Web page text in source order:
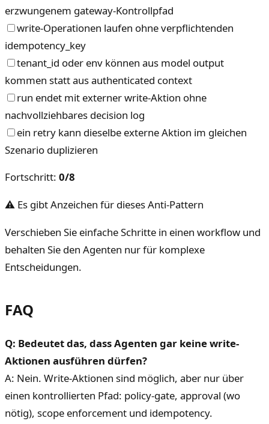
erzwungenem gateway-Kontrollpfad
write-Operationen laufen ohne verpflichtenden
idempotency_key
tenant_id oder env können aus model output
kommen statt aus authenticated context
run endet mit externer write-Aktion ohne
nachvollziehbares decision log
ein retry kann dieselbe externe Aktion im gleichen
Szenario duplizieren
Fortschritt: 0/8
⚠ Es gibt Anzeichen für dieses Anti-Pattern
Verschieben Sie einfache Schritte in einen workflow und
behalten Sie den Agenten nur für komplexe
Entscheidungen.
FAQ
Q: Bedeutet das, dass Agenten gar keine write-
Aktionen ausführen dürfen?
A: Nein. Write-Aktionen sind möglich, aber nur über
einen kontrollierten Pfad: policy-gate, approval (wo
nötig), scope enforcement und idempotency.